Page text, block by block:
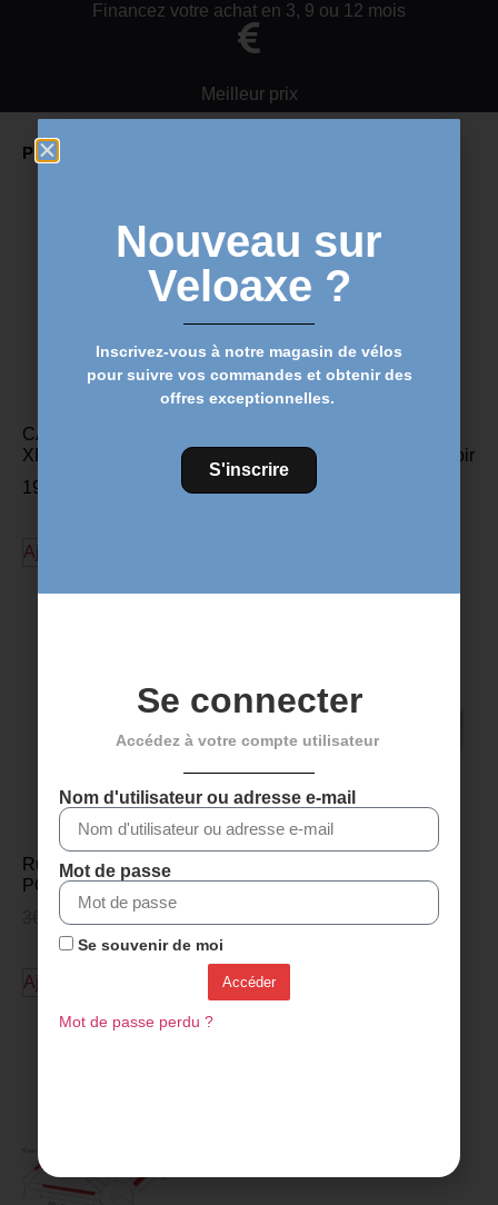
Financez votre achat en 3, 9 ou 12 mois
Meilleur prix
Produits Similaires
CALAS TIME ICLIC /
XPRESSO
19,99
Ajouter au panier
Zipp Service Course – Noir
€
Ruban de guidon FSA
POWER TOUCH – Rouge
36,00
€
Ajouter au panier
FSA – 10 mm
Ajouter au panier
Nouveau sur
Veloaxe ?
Inscrivez-vous à notre magasin de vélos
pour suivre vos commandes et obtenir des
offres exceptionnelles.
S'inscrire
Se connecter
Accédez à votre compte utilisateur
Nom d'utilisateur ou adresse e-mail
Mot de passe
Se souvenir de moi
Accéder
Mot de passe perdu ?